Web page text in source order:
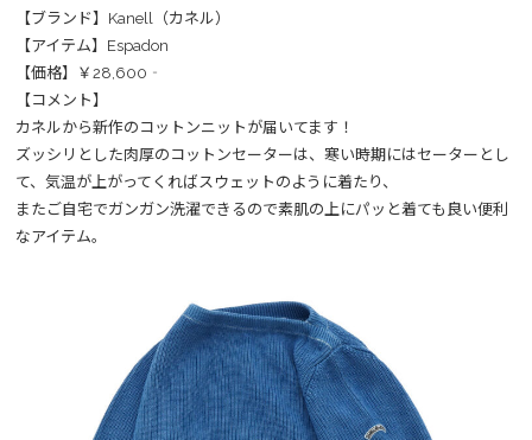
【ブランド】Kanell（カネル）
【アイテム】Espadon
【価格】￥28,600‐
【コメント】
カネルから新作のコットンニットが届いてます！
ズッシリとした肉厚のコットンセーターは、寒い時期にはセーターとし
て、気温が上がってくればスウェットのように着たり、
またご自宅でガンガン洗濯できるので素肌の上にパッと着ても良い便利
なアイテム。